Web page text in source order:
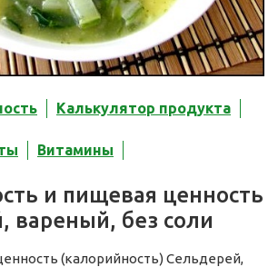
Калькулятор продукта
Витамины
и пищевая ценность
вареный, без соли
(калорийность) Сельдерей,